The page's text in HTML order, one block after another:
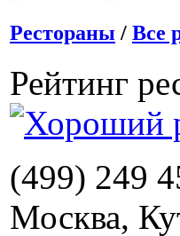
Рестораны / Все
Рейтинг
(499) 249
Москва,